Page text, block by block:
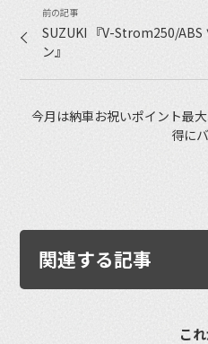
SUZUKI 『V-Strom250/ABS
ン』
今月は納車お祝いポイント最
得に
関連する記事
こ